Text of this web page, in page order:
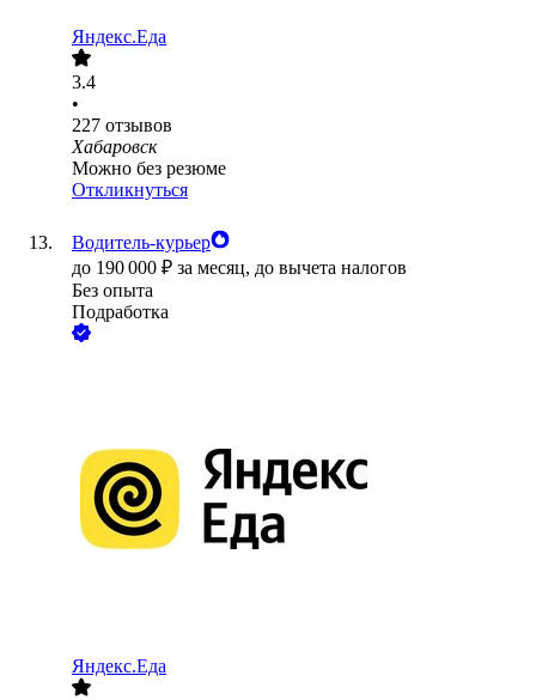
Яндекс.Еда
3.4
•
227 отзывов
Хабаровск
Можно без резюме
Откликнуться
Водитель-курьер
до 190 000 ₽ за месяц, до вычета налогов
Без опыта
Подработка
Яндекс.Еда